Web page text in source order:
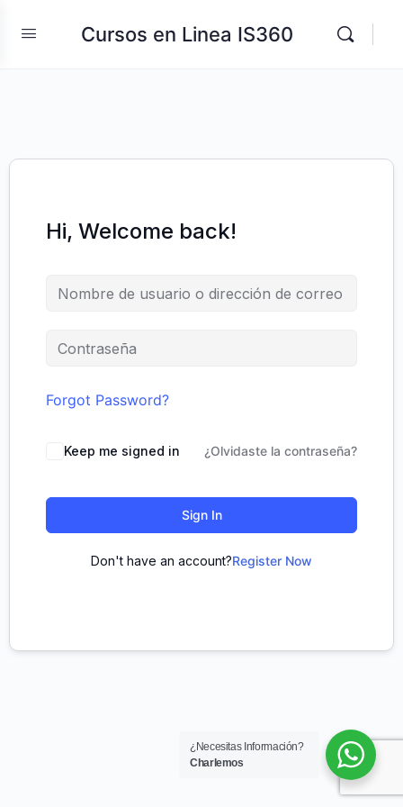
Cursos en Linea IS360
Hi, Welcome back!
Forgot Password?
Keep me signed in ¿Olvidaste la contraseña?
Sign In
Don't have an account?Register Now
¿Necesitas Información?
Charlemos